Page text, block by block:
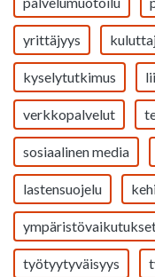
yrittäjyys
kyselytutkimus
verkkopalvelut
sosiaalinen media
lastensuojelu
työtyytyväisyys